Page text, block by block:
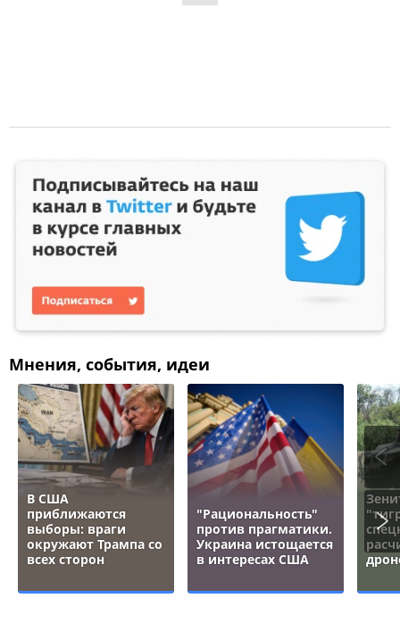
Мнения, события, идеи
В США
приближаются
выборы: враги
окружают Трампа со
всех сторон
"Рациональность"
против прагматики.
Украина истощается
в интересах США